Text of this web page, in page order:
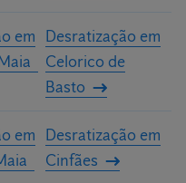
em Desratização em
Celorico de
Basto
em Desratização em
Cinfães